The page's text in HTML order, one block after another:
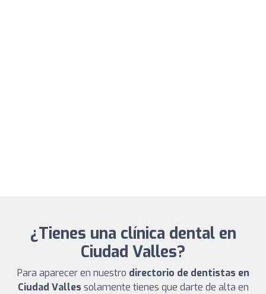
¿Tienes una clínica dental en
Ciudad Valles?
Para aparecer en nuestro directorio de dentistas en
Ciudad Valles solamente tienes que darte de alta en